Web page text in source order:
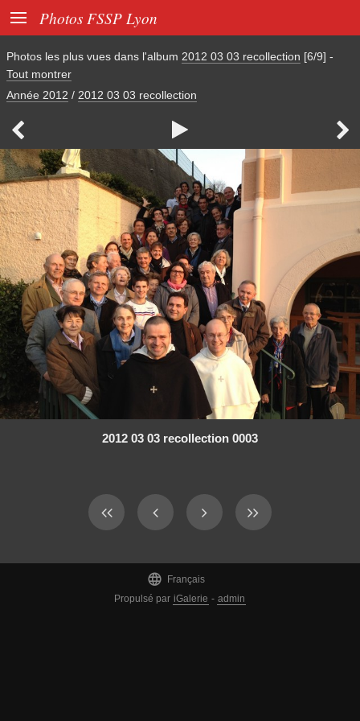
 Photos FSSP Lyon
Photos les plus vues dans l'album 2012 03 03 recollection [6/9] -
Tout montrer
Année 2012 / 2012 03 03 recollection
  
2012 03 03 recollection 0003

Français
Propulsé par iGalerie - admin